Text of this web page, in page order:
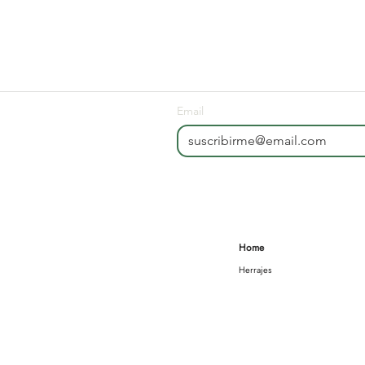
Email
Home
Herrajes